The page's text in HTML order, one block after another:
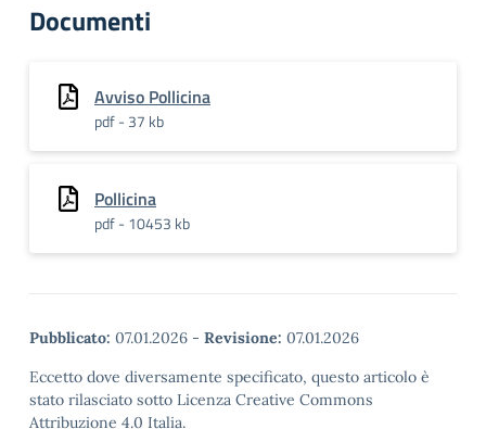
Documenti
Avviso Pollicina
pdf - 37 kb
Pollicina
pdf - 10453 kb
Pubblicato: 07.01.2026 - Revisione: 07.01.2026
Eccetto dove diversamente specificato, questo articolo è
stato rilasciato sotto Licenza Creative Commons
Attribuzione 4.0 Italia.